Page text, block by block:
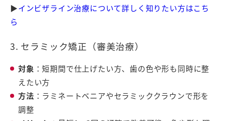
▶インビザライン治療について詳しく知りたい方はこち
ら
3. セラミック矯正（審美治療）
対象 ：短期間で仕上げたい方、歯の色や形も同時に整
えたい方
方法 ：ラミネートベニアやセラミッククラウンで形を
調整